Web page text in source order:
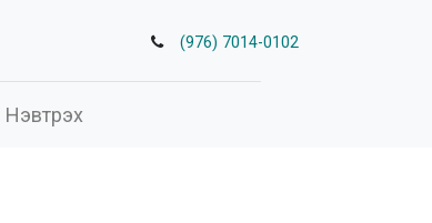
(976) 7014-0102
Нэвтрэх